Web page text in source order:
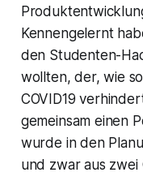
Kennengelernt
den Studenten-
wollten, der, wie
COVID19
gemeinsam einen
wurde in den
und zwar aus zwei